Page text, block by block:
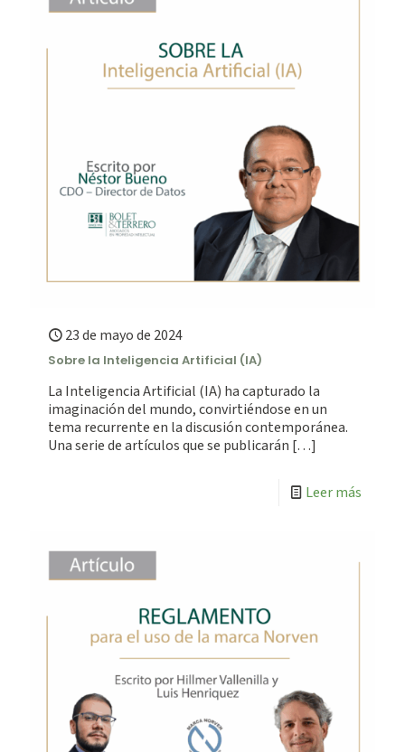
23 de mayo de 2024
Sobre la Inteligencia Artificial (IA)
La Inteligencia Artificial (IA) ha capturado la
imaginación del mundo, convirtiéndose en un
tema recurrente en la discusión contemporánea.
Una serie de artículos que se publicarán […]
Leer más